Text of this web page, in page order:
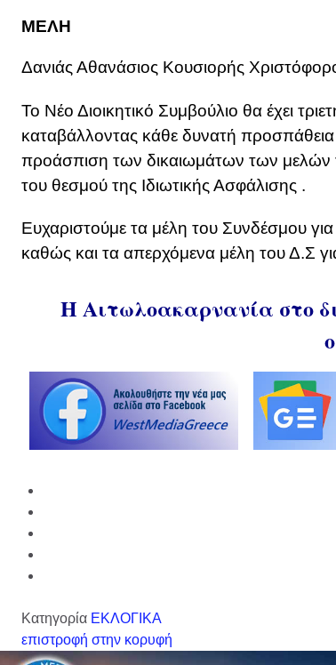
ΜΕΛΗ
Δανιάς Αθανάσιος Κουσιορής
Το Νέο Διοικητικό Συμβούλιο θα έχει
καταβάλλοντας κάθε δυνατή
προάσπιση των δικαιωμάτων των μελών
του θεσμού της Ιδιωτικής Ασφάλισης .
Ευχαριστούμε τα μέλη του Συνδέσμου
καθώς και τα απερχόμενα μέλη του Δ.Σ
Η Αιτωλοακαρνανία στο
Κατηγορία ΕΚΛΟΓΙΚΑ
επιστροφή στην κορυφή